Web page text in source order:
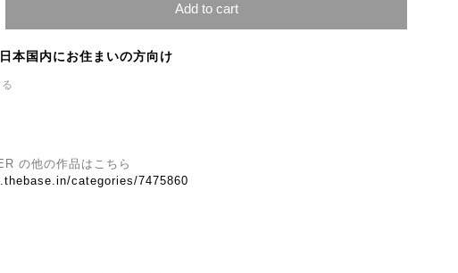
Add to cart
日本国内にお住まいの方向け
の他の作品はこちら
categories/7475860